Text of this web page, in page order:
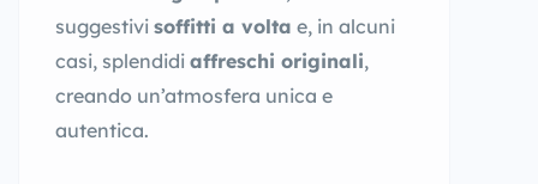
suggestivi soffitti a volta e, in alcuni
casi, splendidi affreschi originali,
creando un’atmosfera unica e
autentica.